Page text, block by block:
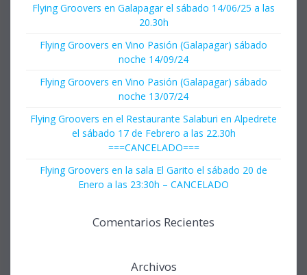
Flying Groovers en Galapagar el sábado 14/06/25 a las
20.30h
Flying Groovers en Vino Pasión (Galapagar) sábado
noche 14/09/24
Flying Groovers en Vino Pasión (Galapagar) sábado
noche 13/07/24
Flying Groovers en el Restaurante Salaburi en Alpedrete
el sábado 17 de Febrero a las 22.30h
===CANCELADO===
Flying Groovers en la sala El Garito el sábado 20 de
Enero a las 23:30h – CANCELADO
Comentarios Recientes
Archivos